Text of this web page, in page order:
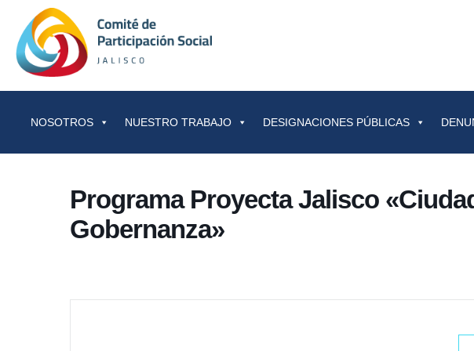
NOSOTROS NUESTRO TRABAJO DESIGNACIONES PÚBLICAS
Programa Proyecta Jalisco
Gobernanza»